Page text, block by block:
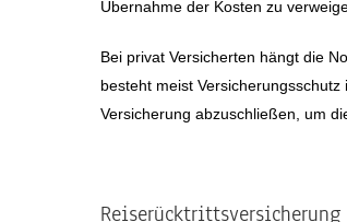
Übernahme der Kosten zu
Bei privat Versicherten hängt die
besteht meist
Versicherung abzuschließen, um
Reiserücktrittsversicherung